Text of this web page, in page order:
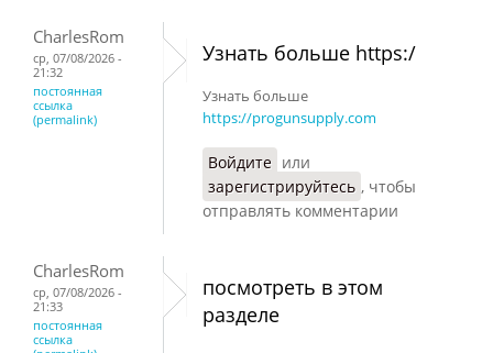
CharlesRom
ср, 07/08/2026 -
21:32
постоянная
ссылка
(permalink)
Узнать больше https:/
Узнать больше
https://progunsupply.com
Войдите или
зарегистрируйтесь , чтобы
отправлять комментарии
CharlesRom
ср, 07/08/2026 -
21:33
постоянная
ссылка
посмотреть в этом
разделе